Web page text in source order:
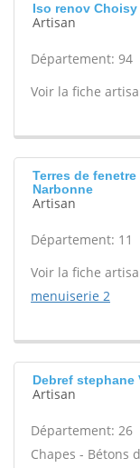
Iso renov Choisy
Artisan
Département: 94
Voir la fiche
Terres de
Narbonne
Artisan
Département: 11
Voir la fiche
menuiserie 2
Debref stephane
Artisan
Département: 26
Chapes - Bétons